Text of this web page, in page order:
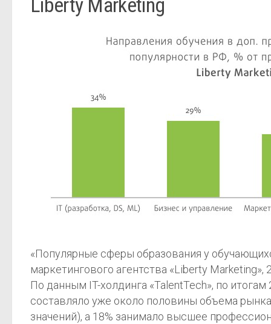
Liberty Marketing
«Популярные сферы образования у
маркетингового агентства «Liberty Marketing»,
По данным IT-холдинга «TalentTech», по
составляло уже около половины объема
значений), а 18% занимало высшее